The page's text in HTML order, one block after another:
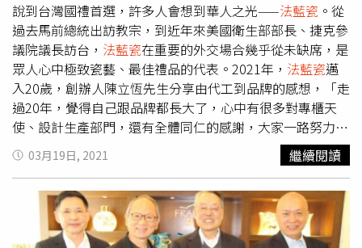
說到台灣國禮首選，許多人會想到華人之光——法藍瓷 。從
過去馬前總統出訪教宗，到近年來美國衛生部部長、捷克參
議院議長訪台， 法藍瓷在重要的外交場合幾乎從未缺席，是
眾人心中極致瓷藝、最佳禮品的代表。2021年， 法藍瓷邁
入20歲，創辦人陳立恆先生分享由代工到品牌的感想，「走
過20年，覺得自己跟品牌都長大了，心中有很多對專櫃天
使、設計生產部門，還有全體同仁的感謝，大家一路努力學
習，成功從代工到代設計，再由品牌跨入生技。」陳總裁並
揭曉20周年的新作──福運高升，盼透過瓷藝持續傳遞大自
然的真善美，連結天地人之間的和諧關係。盛世風華 牡丹
瓷瓶限量288。20年是「瓷婚」，更是品牌「瓷年」結婚二
十週年，也稱「瓷婚」，代表愛情如瓷器般美麗。事實上，
愛情也跟瓷器一樣，只要悉心呵護，就能常保光亮如新，溫
03月19日, 2021 繼續閱讀